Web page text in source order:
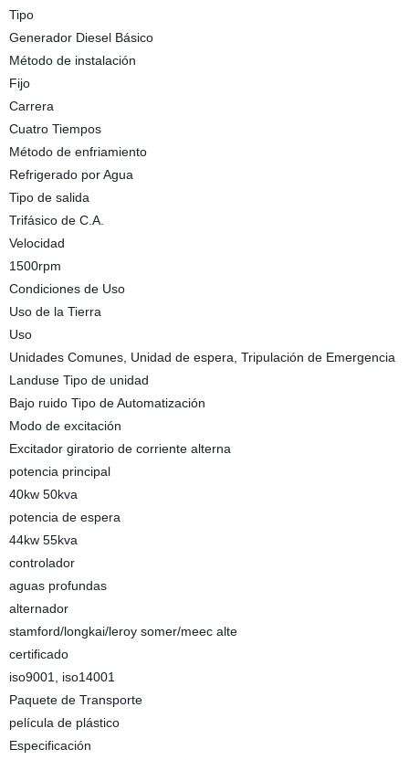
Tipo
Generador Diesel Básico
Método de instalación
Fijo
Carrera
Cuatro Tiempos
Método de enfriamiento
Refrigerado por Agua
Tipo de salida
Trifásico de C.A.
Velocidad
1500rpm
Condiciones de Uso
Uso de la Tierra
Uso
Unidades Comunes, Unidad de espera, Tripulación de Emergencia
Landuse Tipo de unidad
Bajo ruido Tipo de Automatización
Modo de excitación
Excitador giratorio de corriente alterna
potencia principal
40kw 50kva
potencia de espera
44kw 55kva
controlador
aguas profundas
alternador
stamford/longkai/leroy somer/meec alte
certificado
iso9001, iso14001
Paquete de Transporte
película de plástico
Especificación